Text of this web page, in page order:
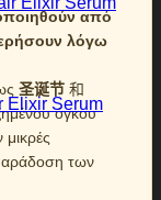
από
λόγω
圣诞节 和
όγκου
των
Elixir Serum